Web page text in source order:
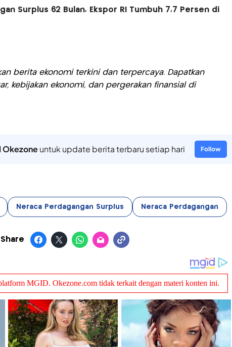
Surplus 62 Bulan, Ekspor RI Tumbuh 7,7 Persen di
berita ekonomi terkini dan terpercaya. Dapatkan
kebijakan ekonomi, dan pergerakan finansial di
Okezoneuntuk update berita terbaru setiap hari Follow
Neraca Perdagangan Surplus Neraca Perdagangan
Share